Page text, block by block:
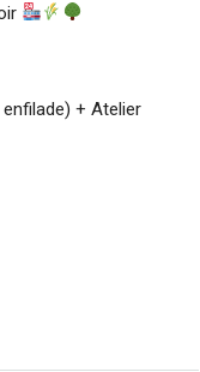
+ Atelier